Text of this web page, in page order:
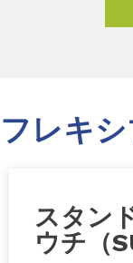
フレキ
スタン
ウチ（